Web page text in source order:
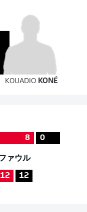
KOUADIO KONÉ
8 0
ァウル
12 12